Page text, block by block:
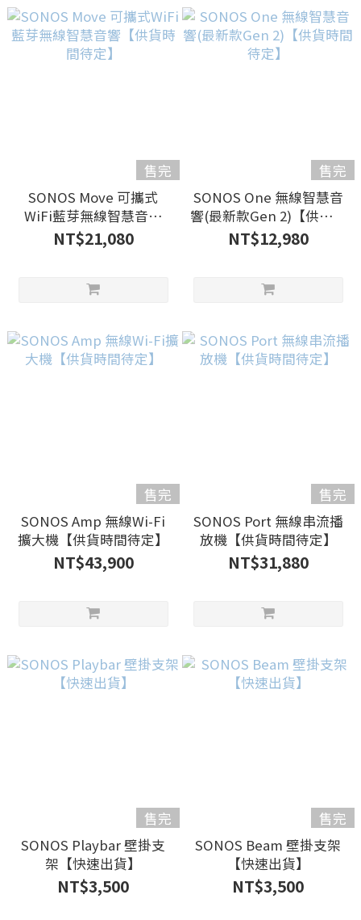
售完
SONOS Move 可攜式
WiFi藍芽無線智慧音響
【供貨時間待定】
NT$21,080
售完
SONOS One 無線智慧音
響(最新款Gen 2)【供貨時
間待定】
NT$12,980
售完
SONOS Amp 無線Wi-Fi
擴大機【供貨時間待定】
NT$43,900
售完
SONOS Port 無線串流播
放機【供貨時間待定】
NT$31,880
售完
SONOS Playbar 壁掛支
架【快速出貨】
NT$3,500
售完
SONOS Beam 壁掛支架
【快速出貨】
NT$3,500